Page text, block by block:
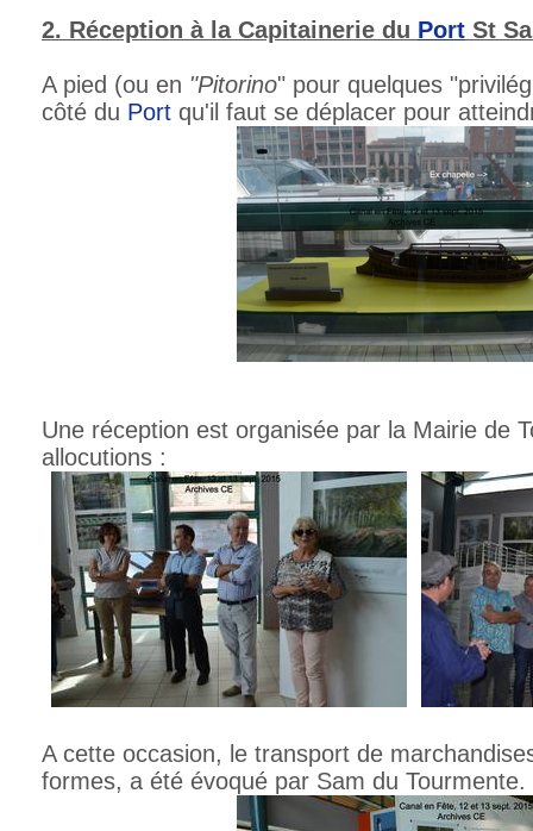
2. Réception à la Capitainerie du Port St
A pied (ou en "Pitorino" pour quelques
côté du Port qu'il faut se déplacer pour
Une réception est organisée par la Mairie de
allocutions :
A cette occasion, le transport de
formes, a été évoqué par Sam du Tourmente.